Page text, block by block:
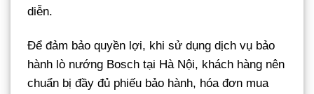
diễn.
Để đảm bảo quyền lợi, khi sử dụng dịch vụ bảo
hành lò nướng Bosch tại Hà Nội, khách hàng nên
chuẩn bị đầy đủ phiếu bảo hành, hóa đơn mua